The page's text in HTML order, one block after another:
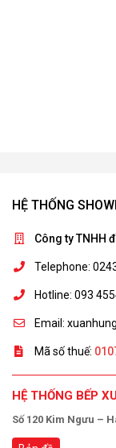
HỆ THỐNG
Công ty TNHH
Telephone:
Hotline: 093
Email:
Mã số thuế:
HỆ THỐNG BẾP
Số 120 Kim Ngưu –